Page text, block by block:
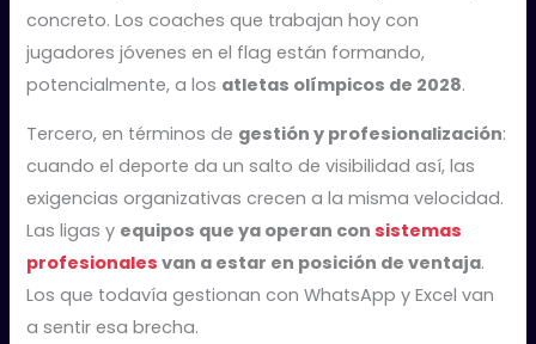
concreto. Los coaches que trabajan hoy con
jugadores jóvenes en el flag están formando,
potencialmente, a los atletas olímpicos de 2028.
Tercero, en términos de gestión y profesionalización:
cuando el deporte da un salto de visibilidad así, las
exigencias organizativas crecen a la misma velocidad.
Las ligas y equipos que ya operan consistemas
profesionales van a estar en posición de ventaja.
Los que todavía gestionan con WhatsApp y Excel van
a sentir esa brecha.